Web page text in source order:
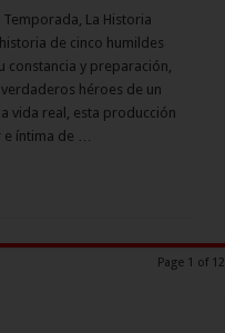
Temporada, La Historia
de cinco humildes
constancia y preparación,
héroes de un
vida real, esta producción
e íntima de …
Page 1 of 12